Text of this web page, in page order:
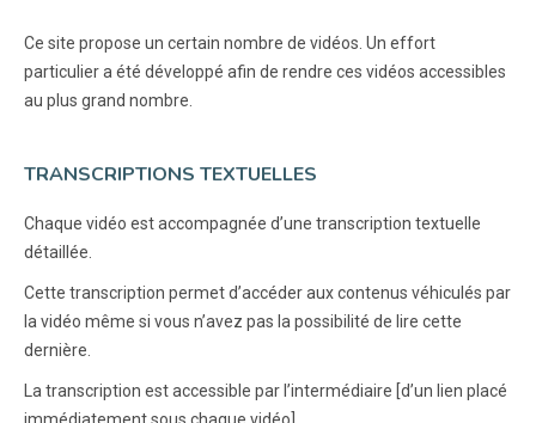
Ce site propose un certain nombre de vidéos. Un effort
particulier a été développé afin de rendre ces vidéos accessibles
au plus grand nombre.
TRANSCRIPTIONS TEXTUELLES
Chaque vidéo est accompagnée d’une transcription textuelle
détaillée.
Cette transcription permet d’accéder aux contenus véhiculés par
la vidéo même si vous n’avez pas la possibilité de lire cette
dernière.
La transcription est accessible par l’intermédiaire [d’un lien placé